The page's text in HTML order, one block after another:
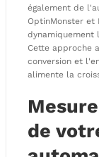
également de
OptinMonster
dynamiquement
Cette approche
conversion et
alimente la
de